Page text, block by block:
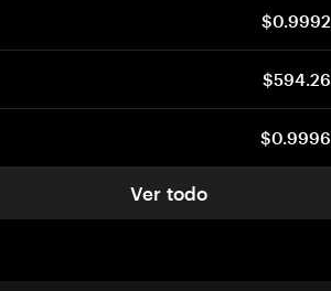
$0.9992
$594.26
$0.9996
Ver todo